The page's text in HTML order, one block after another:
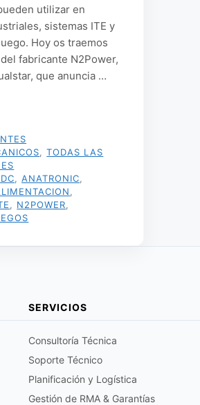
utilizar en
sistemas ITE y
Hoy os traemos
fabricante N2Power,
que anuncia …
,TODAS LAS
,ANATRONIC
N2POWER
SERVICIOS
Consultoría Técnica
Soporte Técnico
Planificación y Logística
Gestión de RMA & Garantías